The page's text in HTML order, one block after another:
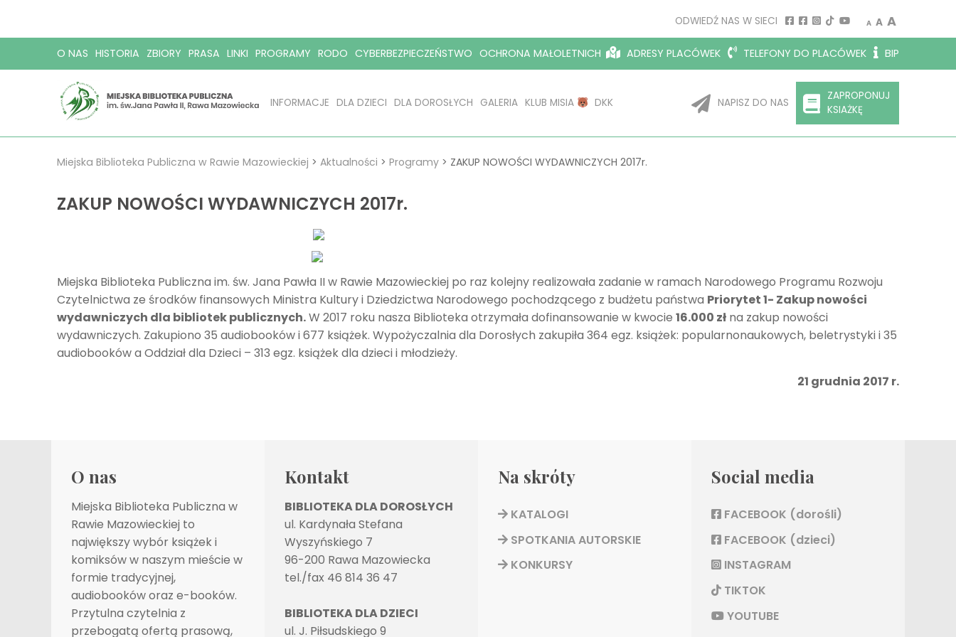
ODWIEDŹ NAS W SIECI A
Decrease font size.
A Reset font
A
O NAS HISTORIA ZBIORY PRASA LINKI PROGRAMY RODO CYBERBEZPIECZEŃSTWO OCHRONA MAŁOLETNICH ADRESY PLACÓWEK TELEFONY DO PLACÓWEK BIP
INFORMACJE DLA DZIECI DLA DOROSŁYCH GALERIA KLUB MISIA DKK NAPISZ DO NAS
ZAPROPONUJ
KSIAŻKĘ
Miejska Biblioteka Publiczna w Rawie Mazowieckiej > Aktualności > Programy > ZAKUP NOWOŚCI WYDAWNICZYCH 2017r.
ZAKUP NOWOŚCI WYDAWNICZYCH 2017r.
Miejska Biblioteka Publiczna im. św. Jana Pawła II w Rawie Mazowieckiej po raz kolejny realizowała zadanie w ramach Narodowego Programu Rozwoju
Czytelnictwa ze środków finansowych Ministra Kultury i Dziedzictwa Narodowego pochodzącego z budżetu państwa Priorytet 1- Zakup nowości
wydawniczych dla bibliotek publicznych.W 2017 roku nasza Biblioteka otrzymała dofinansowanie w kwocie 16.000 zł na zakup nowości
wydawniczych. Zakupiono 35 audiobooków i 677 książek. Wypożyczalnia dla Dorosłych zakupiła 364 egz. książek: popularnonaukowych, beletrystyki i 35
audiobooków a Oddział dla Dzieci – 313 egz. książek dla dzieci i młodzieży.
21 grudnia 2017 r.
O nas
Miejska Biblioteka Publiczna w
Rawie Mazowieckiej to
największy wybór książek i
komiksów w naszym mieście w
formie tradycyjnej,
audiobooków oraz e-booków.
Przytulna czytelnia z
przebogatą ofertą prasową,
Kontakt
BIBLIOTEKA DLA DOROSŁYCH
ul. Kardynała Stefana
Wyszyńskiego 7
96-200 Rawa Mazowiecka
tel./fax 46 814 36 47
BIBLIOTEKA DLA DZIECI
ul. J. Piłsudskiego 9
Na skróty
KATALOGI
SPOTKANIA AUTORSKIE
KONKURSY
Social media
FACEBOOK (dorośli)
FACEBOOK (dzieci)
INSTAGRAM
TIKTOK
YOUTUBE